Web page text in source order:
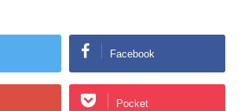
Facebook
Pocket